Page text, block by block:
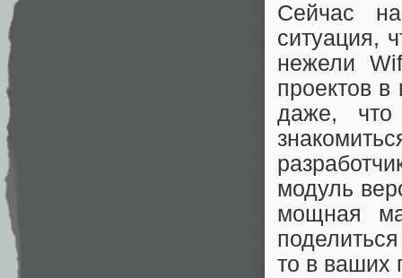
Сейчас
ситуация,
нежели
проектов
даже,
модуль
мощная
то в ваших